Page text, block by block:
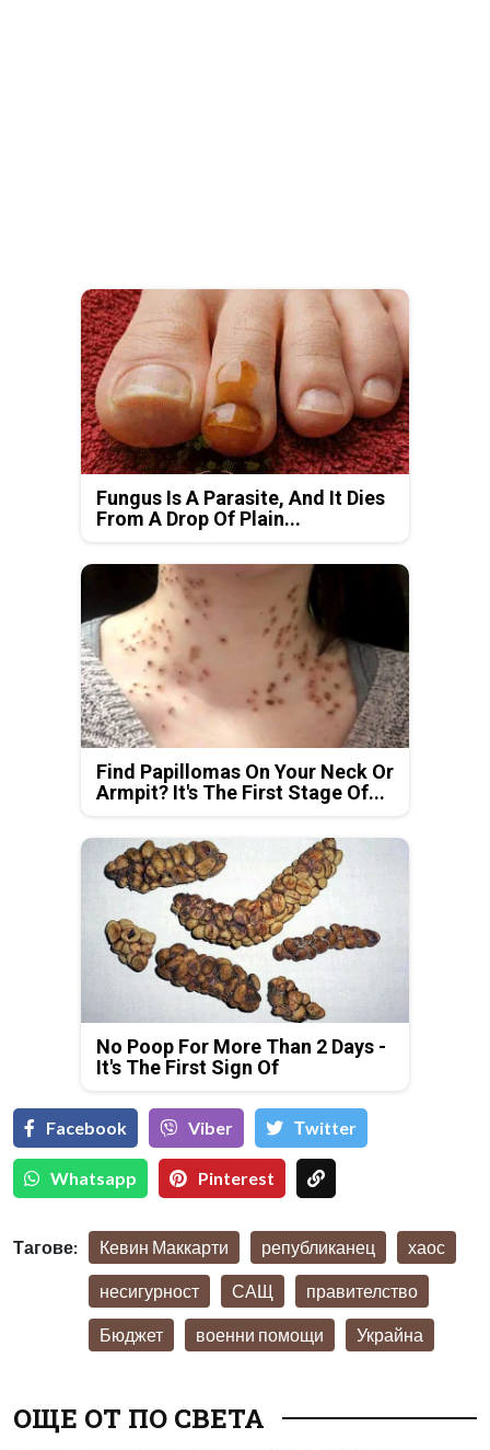
Fungus Is A Parasite, And It Dies
From A Drop Of Plain...
Find Papillomas On Your Neck Or
Armpit? It's The First Stage Of...
No Poop For More Than 2 Days -
It's The First Sign Of
Facebook Viber Тwitter
Whatsapp Pinterest
Тагове: Кевин Маккарти републиканец хаос
несигурност САЩ правителство
Бюджет военни помощи Украйна
ОЩЕ ОТ ПО СВЕТА